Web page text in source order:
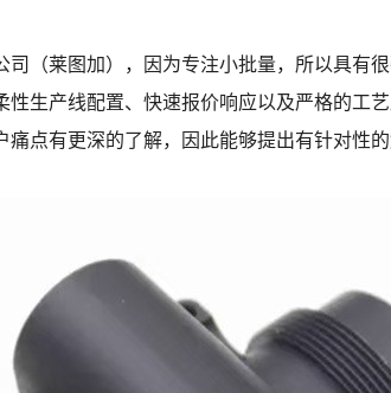
（莱图加），因为专注小批量，所以具有
生产线配置、快速报价响应以及严格的工
点有更深的了解，因此能够提出有针对性的